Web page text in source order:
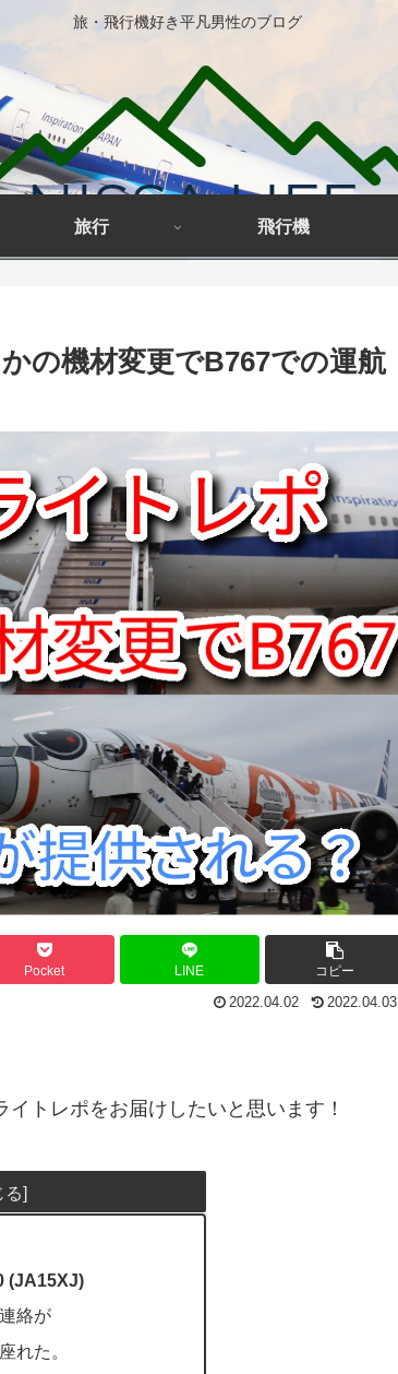
旅・飛行機好き平凡男性のブログ
旅行 飛行機
の機材変更でB767での運航
Pocket LINE コピー
2022.04.02 2022.04.03
トレポをお届けしたいと思います！
(JA15XJ)
絡が
れた。